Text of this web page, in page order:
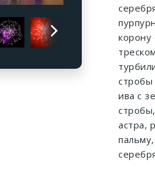
корону
стробы
ива с
астра,